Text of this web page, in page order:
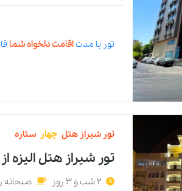
تور با مدتاقامت دلخواه شما
تور شیراز هتل چهار ستاره
تور شیراز هتل الیزه از
2 شب و 3 روز صبحانه